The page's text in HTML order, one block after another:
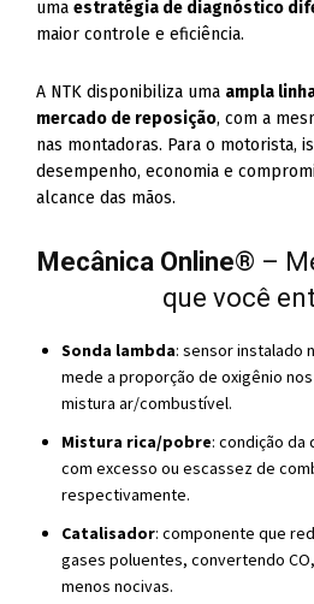
umaestratégia de diagnóstico
maior controle e eficiência.
A NTK disponibiliza uma ampla
mercado de reposição, com a
nas montadoras. Para o motorista,
desempenho, economia e
alcance das mãos.
Mecânica Online® –
que você
Sonda lambda: sensor instalado
mede a proporção de oxigênio
mistura ar/combustível.
Mistura rica/pobre: condição
com excesso ou escassez de
respectivamente.
Catalisador: componente que
gases poluentes, convertendo
menos nocivas.